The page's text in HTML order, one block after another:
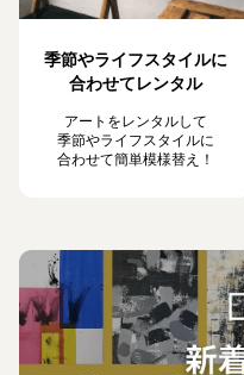
季節やライフスタイルに
合わせてレンタル
アートをレンタルして
季節やライフスタイルに
合わせて簡単模様替え！